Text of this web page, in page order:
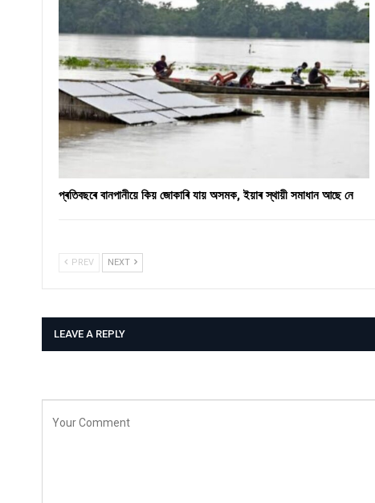
প্ৰতিবছৰে বানপানীয়ে কিয় জোকাৰি যায় অসমক, ইয়াৰ স্থায়ী সমাধান আছে নে
PREV NEXT
LEAVE A REPLY